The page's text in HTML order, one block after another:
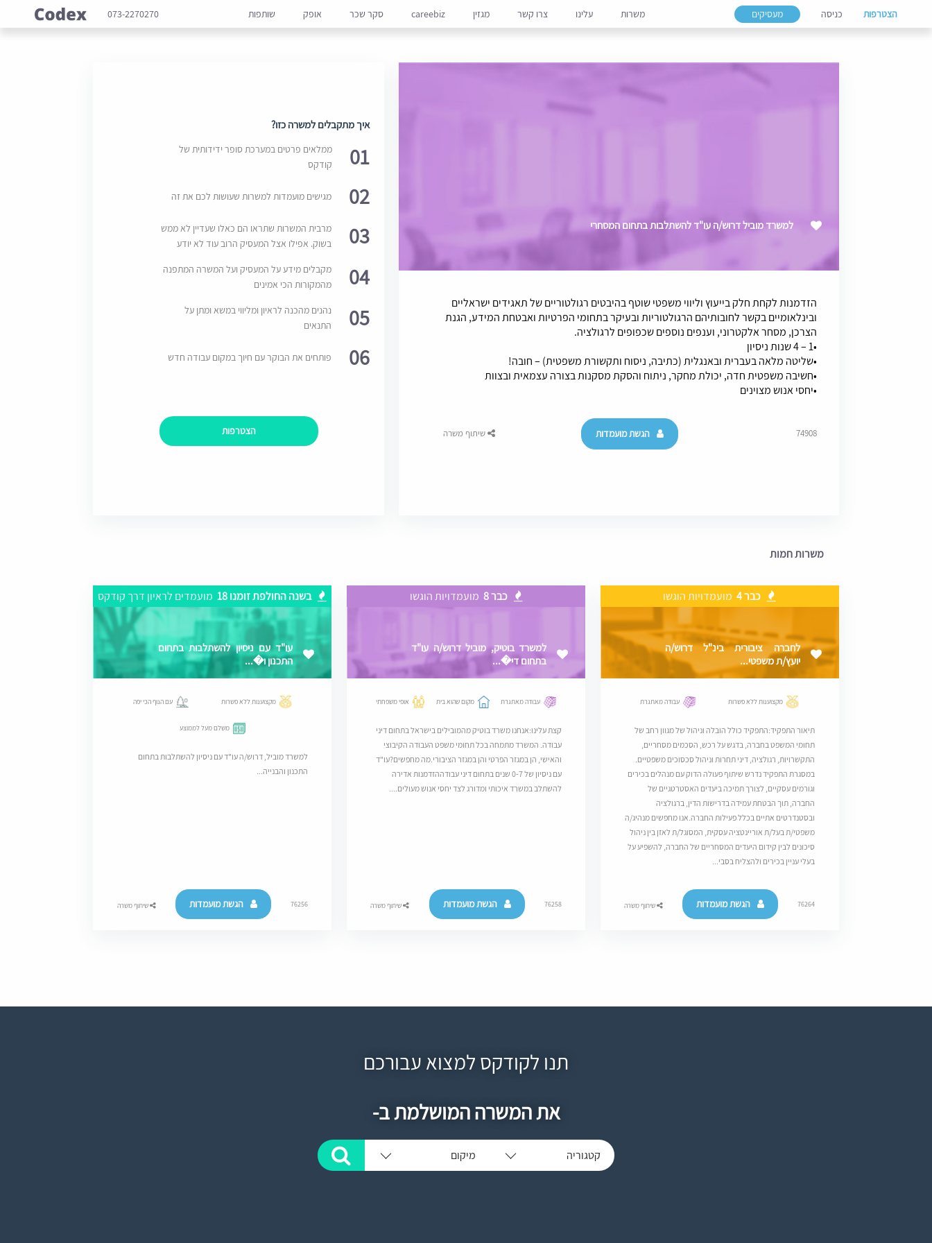
הצטרפות כניסה מעסיקים משרות עלינו צרו קשר מגזין careebiz סקר שכר אופק שותפות 073-2270270
למשרד מוביל דרוש/ה עו"ד להשתלבות בתחום המסחרי
הזדמנות לקחת חלק בייעוץ וליווי משפטי שוטף בהיבטים רגולטוריים של תאגידים ישראליים
ובינלאומיים בקשר לחובותיהם הרגולטוריות ובעיקר בתחומי הפרטיות ואבטחת המידע, הגנת
הצרכן, מסחר אלקטרוני, וענפים נוספים שכפופים לרגולציה.
•1 – 4 שנות ניסיון
•שליטה מלאה בעברית ובאנגלית (כתיבה, ניסוח ותקשורת משפטית) – חובה!
•חשיבה משפטית חדה, יכולת מחקר, ניתוח והסקת מסקנות בצורה עצמאית ובצוות
•יחסי אנוש מצוינים
74908 הגשת מועמדות שיתוף משרה
איך מתקבלים למשרה כזו?
01
ממלאים פרטים במערכת סופר ידידותית של
קודקס
02 מגישים מועמדות למשרות שעושות לכם את זה
03
מרבית המשרות שתראו הם כאלו שעדיין לא ממש
בשוק. אפילו אצל המעסיק הרוב עוד לא יודע
04
מקבלים מידע על המעסיק ועל המשרה המתפנה
מהמקורות הכי אמינים
05
נהנים מהכנה לראיון ומליווי במשא ומתן על
התנאים
06 פותחים את הבוקר עם חיוך במקום עבודה חדש
הצטרפות
משרות חמות
כבר 4 מועמדויות הוגשו
לחברה ציבורית בינ"ל דרוש/ה
יועץ/ת משפטי...
מקצוענות ללא פשרות עבודה מאתגרת
תיאור התפקיד:התפקיד כולל הובלה וניהול של מגוון רחב של
תחומי המשפט בחברה, בדגש על רכש, הסכמים מסחריים,
התקשרויות, רגולציה, דיני תחרות וניהול סכסוכים משפטיים.
במסגרת התפקיד נדרש שיתוף פעולה הדוק עם מנהלים בכירים
וגורמים עסקיים, לצורך תמיכה ביעדים האסטרטגיים של
החברה, תוך הבטחת עמידה בדרישות הדין, ברגולציה
ובסטנדרטים אתיים בכלל פעילות החברה.אנו מחפשים מנהיג/ה
משפטי/ת בעל/ת אוריינטציה עסקית, המסוגל/ת לאזן בין ניהול
סיכונים לבין קידום היעדים המסחריים של החברה, להשפיע על
בעלי עניין בכירים ולהצליח בסבי...
76264 הגשת מועמדות שיתוף משרה
כבר 8 מועמדויות הוגשו
למשרד בוטיק, מוביל דרוש/ה עו"ד
בתחום די�...
עבודה מאתגרת מקום שהוא בית אופי משפחתי
קצת עלינו:אנחנו משרד בוטיק מהמובילים בישראל בתחום דיני
עבודה. המשרד מתמחה בכל תחומי משפט העבודה הקיבוצי
והאישי, הן במגזר הפרטי והן במגזר הציבורי.מה מחפשים?עו"ד
עם ניסיון של 0-7 שנים בתחום דיני עבודההזדמנות אדירה
להשתלב במשרד איכותי ומדורג לצד יחסי אנוש מעולים....
76258 הגשת מועמדות שיתוף משרה
בשנה החולפת זומנו 18 מועמדים לראיון דרך קודקס
עו"ד עם ניסיון להשתלבות בתחום
התכנון ו�...
מקצוענות ללא פשרות עם הנוף הכי יפה
משלם מעל לממוצע
למשרד מוביל, דרוש/ה עו"ד עם ניסיון להשתלבות בתחום
התכנון והבנייה...
76256 הגשת מועמדות שיתוף משרה
תנו לקודקס למצוא עבורכם
את המשרה המושלמת ב-
קטגוריה מיקום